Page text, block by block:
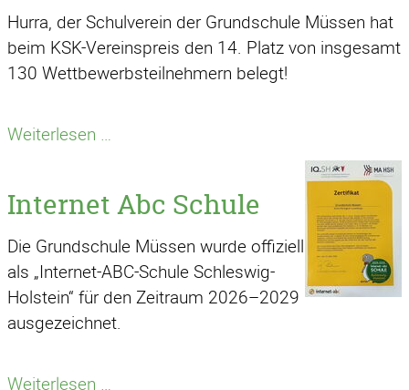
Hurra, der Schulverein der Grundschule Müssen hat
beim KSK-Vereinspreis den 14. Platz von insgesamt
130 Wettbewerbsteilnehmern belegt!
Weiterlesen …
Das
haben
wir
gemeinsam
erreicht
Internet Abc Schule
Die Grundschule Müssen wurde offiziell
als „Internet-ABC-Schule Schleswig-
Holstein“ für den Zeitraum 2026–2029
ausgezeichnet.
Weiterlesen …